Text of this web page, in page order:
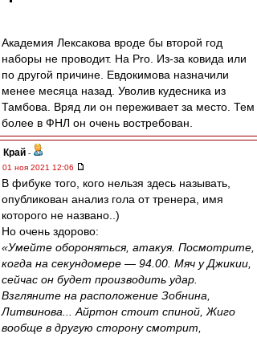
Академия Лексакова вроде бы второй год
наборы не проводит. На Pro. Из-за ковида или
по другой причине. Евдокимова назначили
менее месяца назад. Уволив кудесника из
Тамбова. Вряд ли он переживает за место. Тем
более в ФНЛ он очень востребован.
Край -
01 ноя 2021 12:06
В фибуке того, кого нельзя здесь называть,
опубликован анализ гола от тренера, имя
которого не названо..)
Но очень здорово:
«Умейте обороняться, атакуя. Посмотрите,
когда на секундомере — 94.00. Мяч у Джикии,
сейчас он будет производить удар.
Взгляните на расположение Зобнина,
Литвинова... Айртон стоит спиной, Жиго
вообще в другую сторону смотрит,